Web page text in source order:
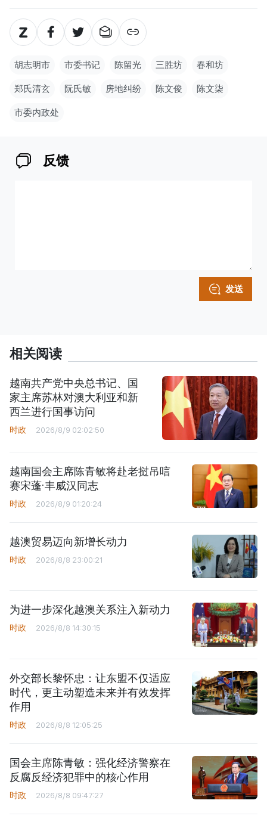
胡志明市 市委书记 陈留光 三胜坊 春和坊
郑氏清玄 阮氏敏 房地纠纷 陈文俊 陈文柒
市委内政处
反馈
发送
相关阅读
越南共产党中央总书记、国
家主席苏林对澳大利亚和新
西兰进行国事访问
时政 2026/8/9 02:02:50
越南国会主席陈青敏将赴老挝吊唁
赛宋蓬·丰威汉同志
时政 2026/8/9 01:20:24
越澳贸易迈向新增长动力
时政 2026/8/8 23:00:21
为进一步深化越澳关系注入新动力
时政 2026/8/8 14:30:15
外交部长黎怀忠：让东盟不仅适应
时代，更主动塑造未来并有效发挥
作用
时政 2026/8/8 12:05:25
国会主席陈青敏：强化经济警察在
反腐反经济犯罪中的核心作用
时政 2026/8/8 09:47:27